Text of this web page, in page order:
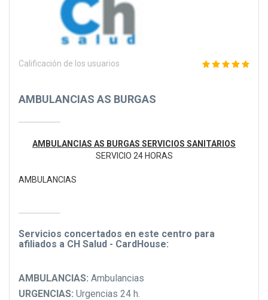
Calificación de los usuarios
AMBULANCIAS AS BURGAS
AMBULANCIAS AS BURGAS SERVICIOS SANITARIOS
SERVICIO 24 HORAS
AMBULANCIAS
Servicios concertados en este centro para
afiliados a CH Salud - CardHouse:
AMBULANCIAS: Ambulancias
URGENCIAS: Urgencias 24 h.